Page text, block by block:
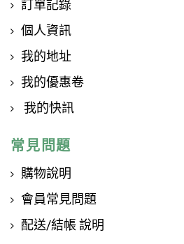
訂單記錄
個人資訊
我的地址
我的優惠卷
我的快訊
常見問題
購物說明
會員常見問題
配送/結帳 說明